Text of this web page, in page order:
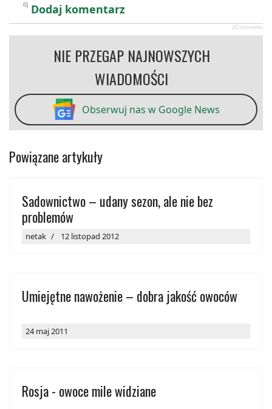
Dodaj komentarz
JComments
NIE PRZEGAP NAJNOWSZYCH
WIADOMOŚCI
Obserwuj nas w Google News
Powiązane artykuły
Sadownictwo – udany sezon, ale nie bez
problemów
netak 12 listopad 2012
Umiejętne nawożenie – dobra jakość owoców
24 maj 2011
Rosja - owoce mile widziane